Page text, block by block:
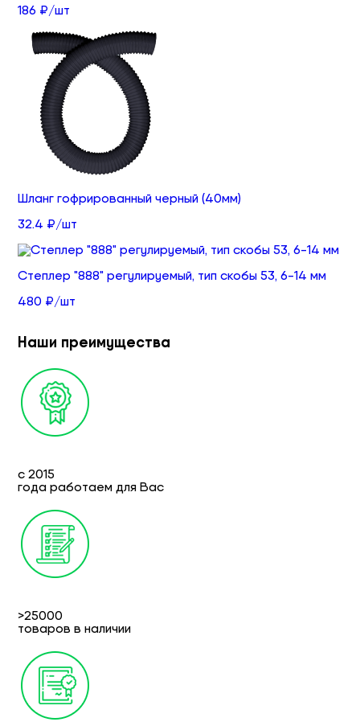
186 ₽/шт
Шланг гофрированный черный (40мм)
32.4 ₽/шт
Степлер "888" регулируемый, тип скобы 53, 6-14 мм
480 ₽/шт
Наши преимущества
с 2015
года работаем для Вас
>25000
товаров в наличии